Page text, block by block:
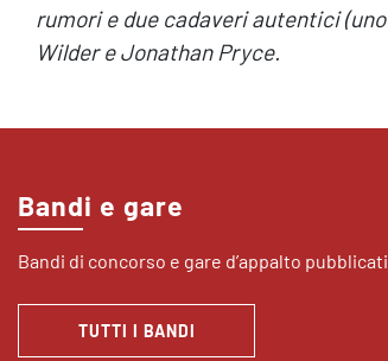
rumori e due cadaveri autentici
Wilder e Jonathan Pryce.
Bandi e gare
Bandi di concorso e gare d’appalto
TUTTI I BANDI